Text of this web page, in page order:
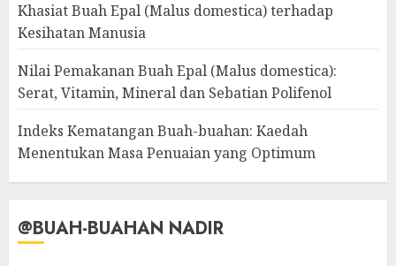
Khasiat Buah Epal (Malus domestica) terhadap
Kesihatan Manusia
Nilai Pemakanan Buah Epal (Malus domestica):
Serat, Vitamin, Mineral dan Sebatian Polifenol
Indeks Kematangan Buah-buahan: Kaedah
Menentukan Masa Penuaian yang Optimum
@BUAH-BUAHAN NADIR